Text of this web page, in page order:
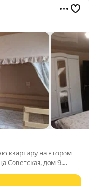
квартиру на втором
Советская, дом 9.
отличную звуко- и